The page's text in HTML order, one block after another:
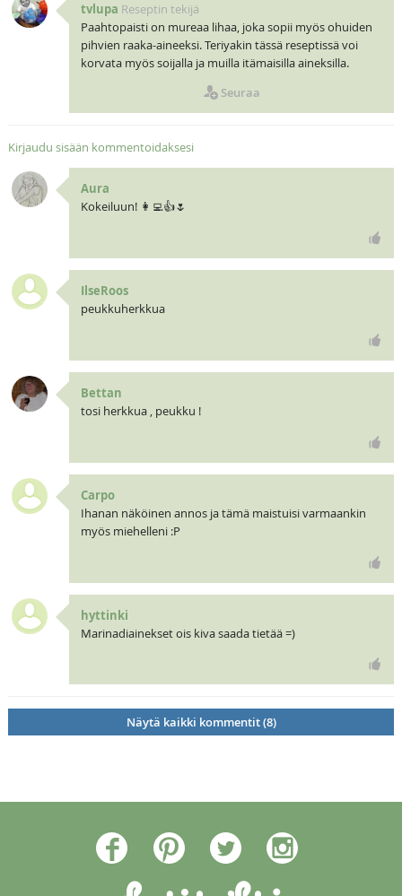
tvlupa Reseptin tekijä
Paahtopaisti on mureaa lihaa, joka sopii myös ohuiden
pihvien raaka-aineeksi. Teriyakin tässä reseptissä voi
korvata myös soijalla ja muilla itämaisilla aineksilla.
Seuraa
Kirjaudu sisään kommentoidaksesi
Aura
Kokeiluun! 👩‍💻👍🌷
IlseRoos
peukkuherkkua
Bettan
tosi herkkua , peukku !
Carpo
Ihanan näköinen annos ja tämä maistuisi varmaankin
myös miehelleni :P
hyttinki
Marinadiainekset ois kiva saada tietää =)
Näytä kaikki kommentit (8)